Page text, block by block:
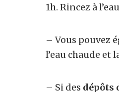
1h. Rincez à
– Vous pouvez
l’eau chaude et
– Si des dépôts